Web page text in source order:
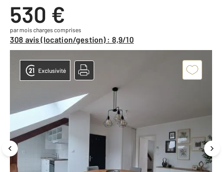
530 €
par mois charges comprises
308 avis (location/gestion) : 8,9/10
Exclusivité